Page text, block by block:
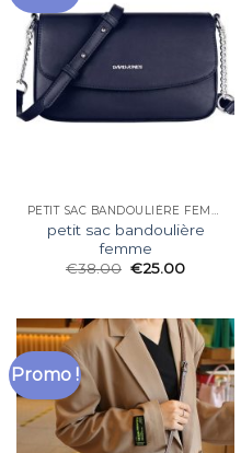
PETIT SAC BANDOULIÈRE FEMME
petit sac bandoulière
femme
€38.00 €25.00
Promo !